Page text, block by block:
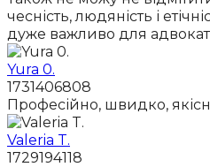
чесність, людяність і
дуже важливо для
Yura 0.
1731406808
Професійно, швидко,
Valeria T.
1729194118